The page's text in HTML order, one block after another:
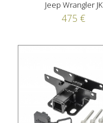
Jeep Wrangler JK
475 €